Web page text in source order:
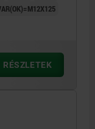
RÉSZLETEK